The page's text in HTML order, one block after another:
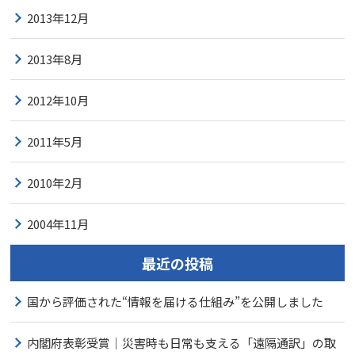
2013年12月
2013年8月
2012年10月
2011年5月
2010年2月
2004年11月
最近の投稿
国から評価された“情報を届ける仕組み”を公開しました
内閣府表彰受賞｜災害時も日常も支える「遠隔通訳」の取